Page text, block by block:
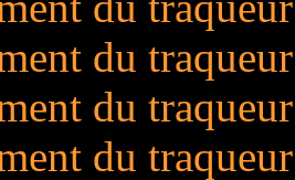
du
du
du